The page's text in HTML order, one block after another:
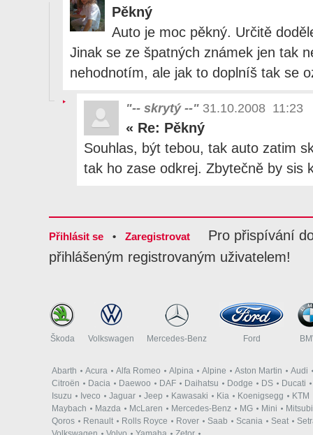
Pěkný
Auto je moc pěkný. Určitě
Jinak se ze špatných známek jen tak
nehodnotím, ale jak to doplníš tak se
"-- skrytý --" 31.10.2008 11:23
« Re: Pěkný
Souhlas, být tebou, tak auto zatim
tak ho zase odkrej. Zbytečně by sis
Přihlásit se • Zaregistrovat
Pro přispívání
přihlášeným registrovaným uživatelem!
Škoda Volkswagen Mercedes-Benz Ford
Abarth Acura Alfa Romeo Alpina Alpine Aston Martin
Audi
Citroën
Dacia Daewoo DAF Daihatsu Dodge DS
Ducati
Isuzu
Iveco Jaguar Jeep Kawasaki Kia Koenigsegg
KTM
Maybach
Mazda McLaren Mercedes-Benz MG Mini
Qoros
Renault Rolls Royce Rover Saab Scania Seat